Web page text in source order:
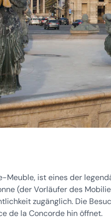
ist eines der
(der Vorläufer des
zugänglich. Die
de la Concorde hin öffnet.